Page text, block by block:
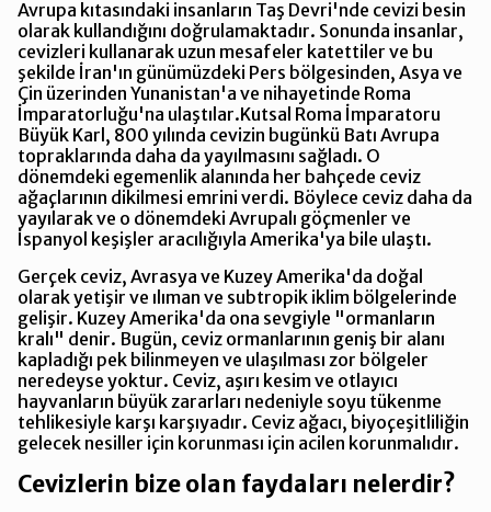
Avrupa kıtasındaki insanların Taş Devri'nde cevizi besin
olarak kullandığını doğrulamaktadır. Sonunda insanlar,
cevizleri kullanarak uzun mesafeler katettiler ve bu
şekilde İran'ın günümüzdeki Pers bölgesinden, Asya ve
Çin üzerinden Yunanistan'a ve nihayetinde Roma
İmparatorluğu'na ulaştılar.Kutsal Roma İmparatoru
Büyük Karl, 800 yılında cevizin bugünkü Batı Avrupa
topraklarında daha da yayılmasını sağladı. O
dönemdeki egemenlik alanında her bahçede ceviz
ağaçlarının dikilmesi emrini verdi. Böylece ceviz daha da
yayılarak ve o dönemdeki Avrupalı göçmenler ve
İspanyol keşişler aracılığıyla Amerika'ya bile ulaştı.
Gerçek ceviz, Avrasya ve Kuzey Amerika'da doğal
olarak yetişir ve ılıman ve subtropik iklim bölgelerinde
gelişir. Kuzey Amerika'da ona sevgiyle "ormanların
kralı" denir. Bugün, ceviz ormanlarının geniş bir alanı
kapladığı pek bilinmeyen ve ulaşılması zor bölgeler
neredeyse yoktur. Ceviz, aşırı kesim ve otlayıcı
hayvanların büyük zararları nedeniyle soyu tükenme
tehlikesiyle karşı karşıyadır. Ceviz ağacı, biyoçeşitliliğin
gelecek nesiller için korunması için acilen korunmalıdır.
Cevizlerin bize olan faydaları nelerdir?